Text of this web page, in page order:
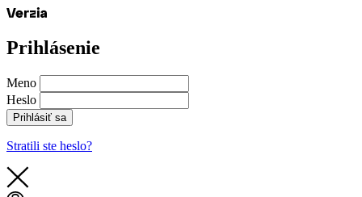
Prihlásenie
Meno
Heslo
Prihlásiť sa
Stratili ste heslo?